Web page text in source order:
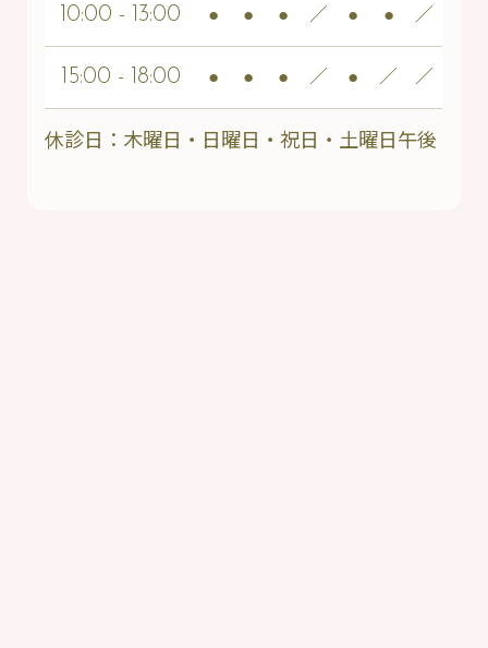
10:00 - 13:00 ● ● ● ／ ● ● ／
15:00 - 18:00 ● ● ● ／ ● ／ ／
休診日：木曜日・日曜日・祝日・土曜日午後